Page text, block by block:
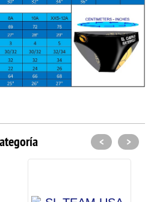
< >